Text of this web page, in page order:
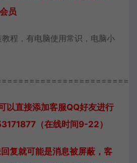
员
程，有电脑使用常识，电脑小
以直接添加客服QQ好友进行
（在线时间9-22）
复就可能是消息被屏蔽，客